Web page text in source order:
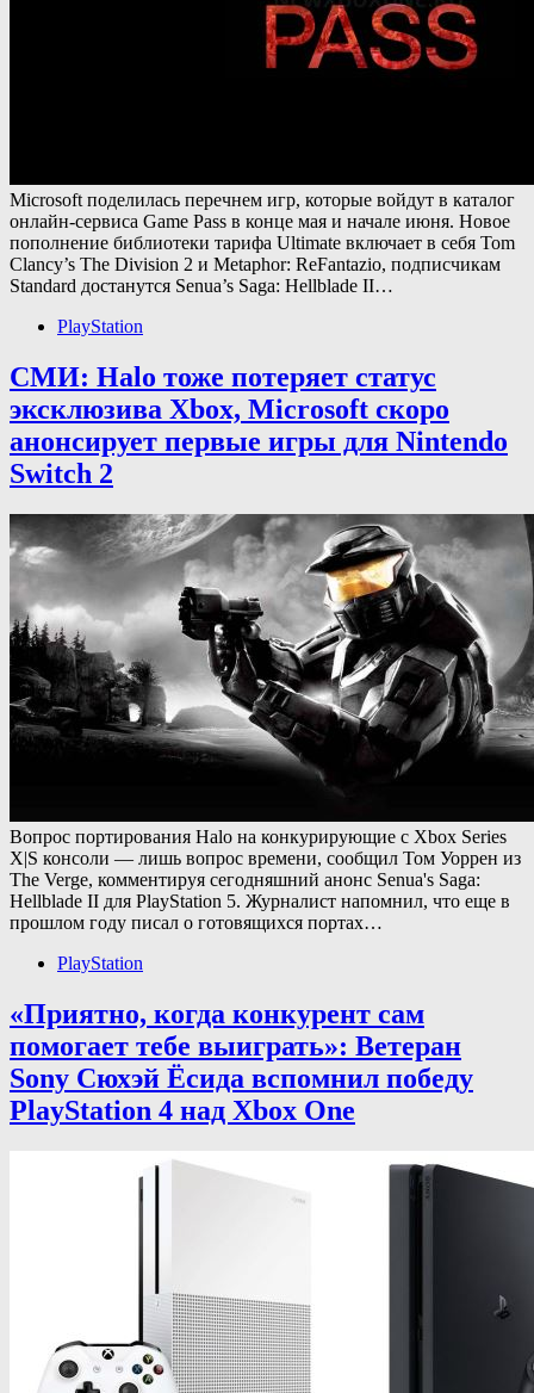
Microsoft поделилась перечнем игр, которые войдут в каталог
онлайн-сервиса Game Pass в конце мая и начале июня. Новое
пополнение библиотеки тарифа Ultimate включает в себя Tom
Clancy’s The Division 2 и Metaphor: ReFantazio, подписчикам
Standard достанутся Senua’s Saga: Hellblade II…
PlayStation
СМИ: Halo тоже потеряет статус
эксклюзива Xbox, Microsoft скоро
анонсирует первые игры для Nintendo
Switch 2
Вопрос портирования Halo на конкурирующие с Xbox Series
X|S консоли — лишь вопрос времени, сообщил Том Уоррен из
The Verge, комментируя сегодняшний анонс Senua's Saga:
Hellblade II для PlayStation 5. Журналист напомнил, что еще в
прошлом году писал о готовящихся портах…
PlayStation
«Приятно, когда конкурент сам
помогает тебе выиграть»: Ветеран
Sony Сюхэй Ёсида вспомнил победу
PlayStation 4 над Xbox One